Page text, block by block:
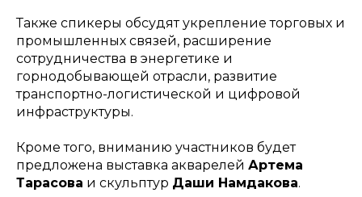
Также спикеры обсудят укрепление торговых и
промышленных связей, расширение
сотрудничества в энергетике и
горнодобывающей отрасли, развитие
транспортно-логистической и цифровой
инфраструктуры.
Кроме того, вниманию участников будет
предложена выставка акварелей Артема
Тарасова и скульптур Даши Намдакова.